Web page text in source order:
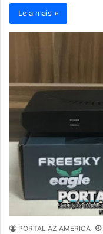
Leia mais »
PORTAL AZ AMERICA